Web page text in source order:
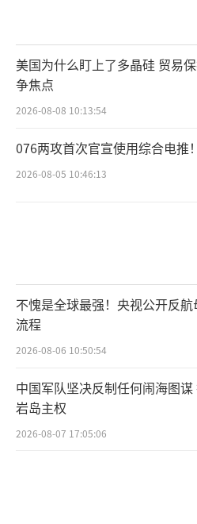
美国为什么盯上了多晶硅 贸易
争焦点
2026-08-08 10:13:54
076两攻首次官宣使用综合电推！
2026-08-05 10:46:13
不愧是全球最强！央视公开反
流程
2026-08-06 10:50:54
中国军队坚决反制任何闹海图谋
岩岛主权
2026-08-07 17:05:06